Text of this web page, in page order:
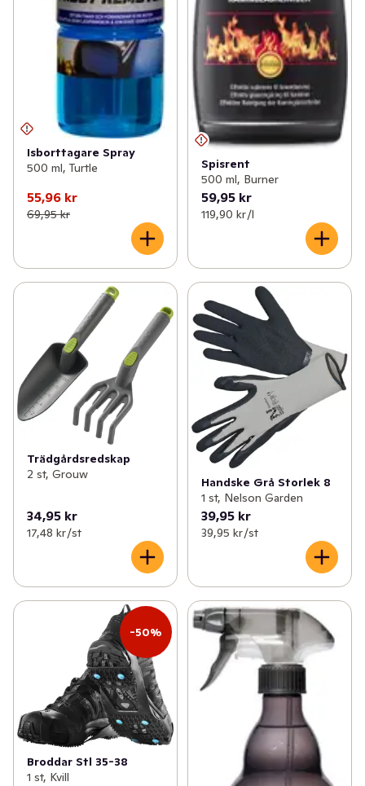
Isborttagare Spray
500 ml, Turtle
55,96 kr
69,95 kr
Spisrent
500 ml, Burner
59,95 kr
119,90 kr /l
Trädgårdsredskap
2 st, Grouw
34,95 kr
17,48 kr /st
Handske Grå Storlek 8
1 st, Nelson Garden
39,95 kr
39,95 kr /st
-50%
Broddar Stl 35-38
1 st, Kvill